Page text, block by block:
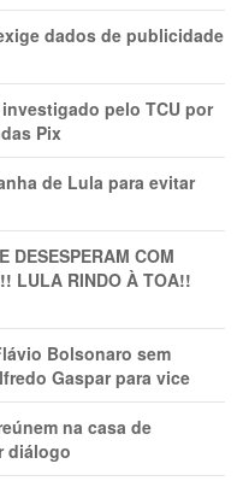
dados de publicidade
pelo TCU por
Pix
de Lula para evitar
DESESPERAM COM
LULA RINDO À TOA!!
Bolsonaro sem
Gaspar para vice
na casa de
diálogo